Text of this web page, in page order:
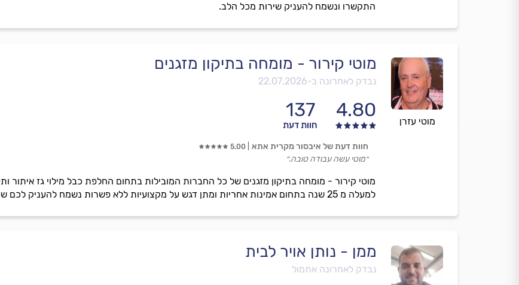
התקשרו ונשמח להעניק שירות מכל הלב.
מוטי עזרן
מוטי קירור - מומחה בתיקון מזגנים
נבדק לאחרונה ב-22.07.2026
4.80
137
חוות דעת
מוטי קירור - מומחה בתיקון מזגנים של כל החברות המובילות בתחום החלפת כבל מילוי גז איתור
למעלה מ 25 שנה בתחום אמינות אחריות ומתן דגש על מקצועיות ללא פשרות נשמח להעניק לכם שירות
חוות דעת של איבסור מקרית אתא 5.00
״מוטי עשה עבודה טובה.״
ממן - נותן אויר לבית
נבדק לאחרונה אתמול